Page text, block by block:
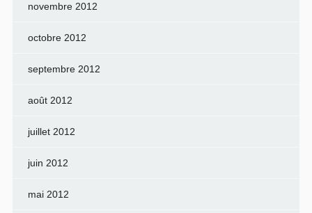
novembre 2012
octobre 2012
septembre 2012
août 2012
juillet 2012
juin 2012
mai 2012